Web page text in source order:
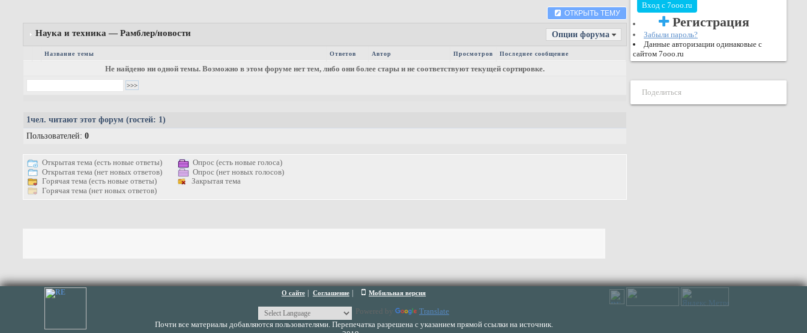
ОТКРЫТЬ ТЕМУ
Наука и техника — Рамблер/новости Опции форума
Название темы Ответов Автор Просмотров Последнее сообщение
Не найдено ни одной темы. Возможно в этом форуме нет тем, либо они более стары и не соответствуют текущей сортировке.
1чел. читают этот форум (гостей: 1)
Пользователей: 0
Открытая тема (есть новые ответы)
Открытая тема (нет новых ответов)
Горячая тема (есть новые ответы)
Горячая тема (нет новых ответов)
Опрос (есть новые голоса)
Опрос (нет новых голосов)
Закрытая тема
Вход с 7ooo.ru
Регистрация
Забыли пароль?
Данные авторизации одинаковые с
сайтом 7ooo.ru
Поделиться
О сайте Соглашение Мобильная версия
Powered by
Translate
Почти все материалы добавляются пользователями. Перепечатка разрешена с указанием прямой ссылки на источник.